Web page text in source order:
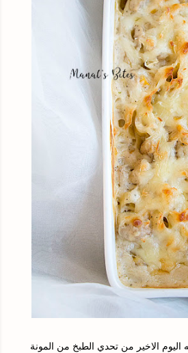
انه اليوم الاخير من تحدي الطبخ من المونة